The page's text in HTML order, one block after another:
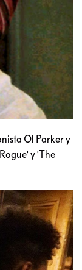
Ol Parker y
y 'The